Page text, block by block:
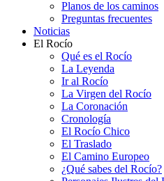
Planos de los caminos
Preguntas frecuentes
Noticias
El Rocío
Qué es el Rocío
La Leyenda
Ir al Rocío
La Virgen del Rocío
La Coronación
Cronología
El Rocío Chico
El Traslado
El Camino Europeo
¿Qué sabes del Rocío?